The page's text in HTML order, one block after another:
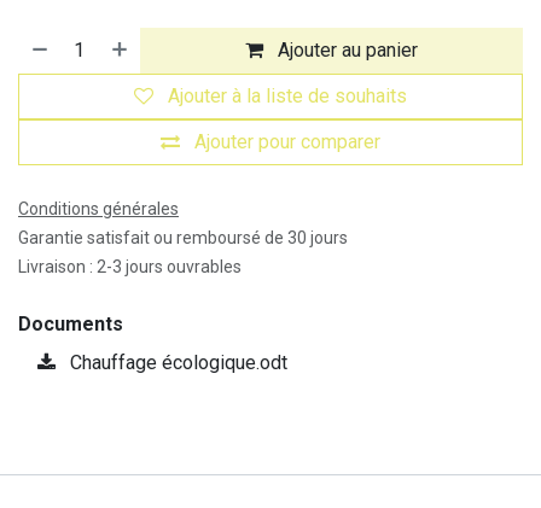
Ajouter au panier
Ajouter pour comparer
Ajouter à la liste de souhaits
Conditions générales
Garantie satisfait ou remboursé de 30 jours
Livraison : 2-3 jours ouvrables
Documents
Chauffage écologique.odt